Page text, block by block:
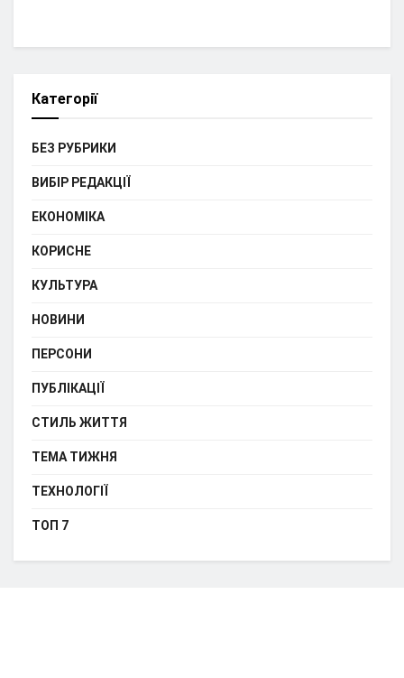
Категорії
БЕЗ РУБРИКИ
ВИБІР РЕДАКЦІЇ
ЕКОНОМІКА
КОРИСНЕ
КУЛЬТУРА
НОВИНИ
ПЕРСОНИ
ПУБЛІКАЦІЇ
СТИЛЬ ЖИТТЯ
ТЕМА ТИЖНЯ
ТЕХНОЛОГІЇ
ТОП 7